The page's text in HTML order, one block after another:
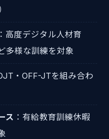
：高度デジタル人材育
多様な訓練を対象
・OFF-JTを組み合わ
ス ：有給教育訓練休暇